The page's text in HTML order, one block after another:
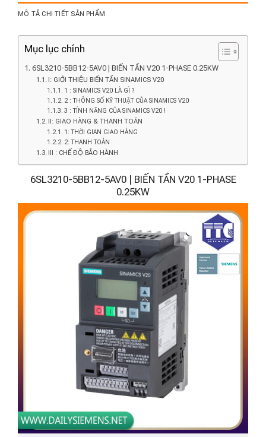
MÔ TẢ CHI TIẾT SẢN PHẨM
Mục lục chính
6SL3210-5BB12-5AV0 | BIẾN TẦN V20 1-PHASE 0.25KW
I: GIỚI THIỆU BIẾN TẦN SINAMICS V20
1 : SINAMICS V20 LÀ GÌ ?
2 : THÔNG SỐ KỸ THUẬT CỦA SINAMICS V20
3 : TÍNH NĂNG CỦA SINAMICS V20 !
II: GIAO HÀNG & THANH TOÁN
1: THỜI GIAN GIAO HÀNG
2: THANH TOÁN
III : CHẾ ĐỘ BẢO HÀNH
6SL3210-5BB12-5AV0 | BIẾN TẦN V20 1-PHASE
0.25KW